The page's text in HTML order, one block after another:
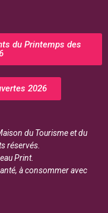
du Printemps des
2026
du Tourisme et du
réservés.
Print.
à consommer avec